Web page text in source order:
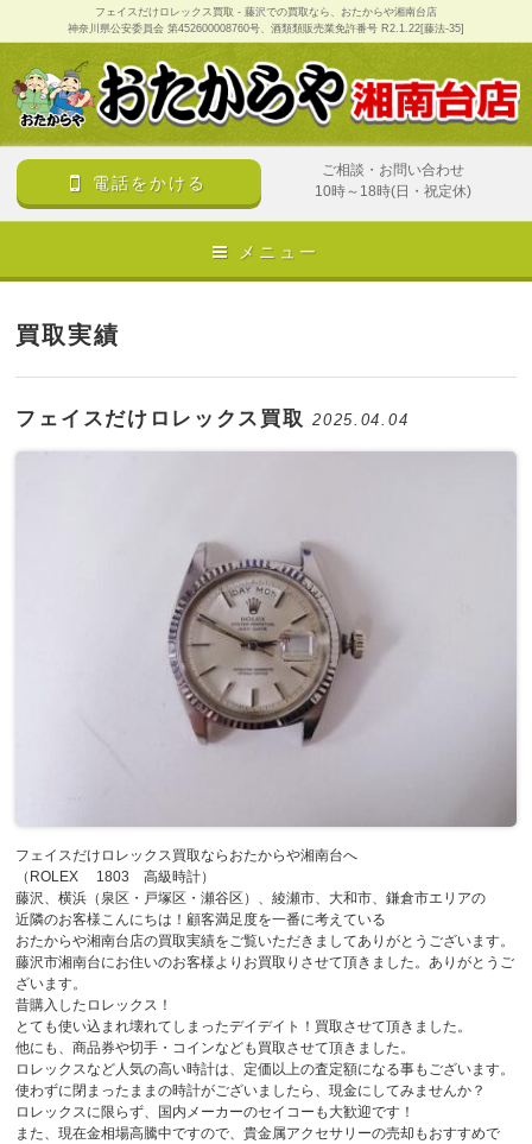
フェイスだけロレックス買取 - 藤沢での買取なら、おたからや湘南台店
神奈川県公安委員会 第452600008760号、酒類類販売業免許番号 R2.1.22[藤法-35]
電話をかける
ご相談・お問い合わせ
10時～18時(日・祝定休)
メニュー
買取実績
フェイスだけロレックス買取2025.04.04
フェイスだけロレックス買取ならおたからや湘南台へ
（ROLEX 1803 高級時計）
藤沢、横浜（泉区・戸塚区・瀬谷区）、綾瀬市、大和市、鎌倉市エリアの
近隣のお客様こんにちは！顧客満足度を一番に考えている
おたからや湘南台店の買取実績をご覧いただきましてありがとうございます。
藤沢市湘南台にお住いのお客様よりお買取りさせて頂きました。ありがとうご
ざいます。
昔購入したロレックス！
とても使い込まれ壊れてしまったデイデイト！買取させて頂きました。
他にも、商品券や切手・コインなども買取させて頂きました。
ロレックスなど人気の高い時計は、定価以上の査定額になる事もございます。
使わずに閉まったままの時計がございましたら、現金にしてみませんか？
ロレックスに限らず、国内メーカーのセイコーも大歓迎です！
また、現在金相場高騰中ですので、貴金属アクセサリーの売却もおすすめで